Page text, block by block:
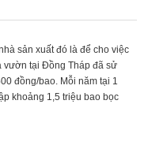
sản xuất đó là để cho việc
vườn tại Đồng Tháp đã sử
đồng/bao. Mỗi năm tại 1
khoảng 1,5 triệu bao bọc